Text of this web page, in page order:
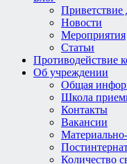
Приветствие
Новости
Мероприятия
Статьи
Противодействие
Об учреждении
Общая
Школа
Контакты
Вакансии
Количество